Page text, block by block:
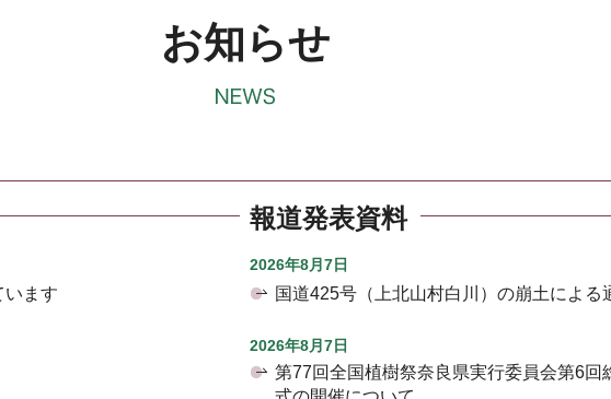
お知らせ
います
報道発表資料
2026年8月7日
国道425号（上北山村白川）の崩土による
2026年8月7日
第77回全国植樹祭奈良県実行委員会第6回